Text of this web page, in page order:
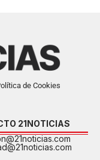
de Cookies
21NOTICIAS